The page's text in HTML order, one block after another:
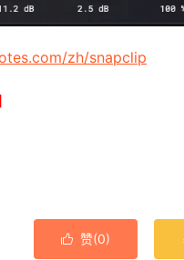
zh/snapclip
 赞(0)